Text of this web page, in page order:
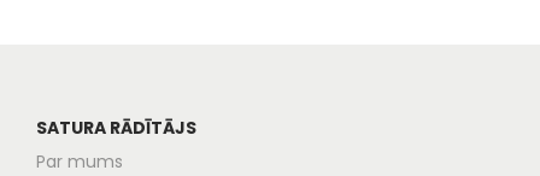
SATURA RĀDĪTĀJS
Par mums